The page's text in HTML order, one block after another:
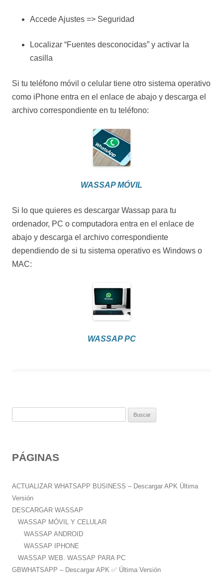
Accede Ajustes => Seguridad
Localizar “Fuentes desconocidas” y activar la
casilla
Si tu teléfono móvil o celular tiene otro sistema operativo
como iPhone entra en el enlace de abajo y descarga el
archivo correspondiente en tu teléfono:
WASSAP MÓVIL
Si lo que quieres es descargar Wassap para tu
ordenador, PC o computadora entra en el enlace de
abajo y descarga el archivo correspondiente
dependiendo de si tu sistema operativo es Windows o
MAC:
WASSAP PC
a
:
PÁGINAS
ACTUALIZAR WHATSAPP BUSINESS – Descargar APK Última
Versión
DESCARGAR WASSAP
WASSAP MÓVIL Y CELULAR
WASSAP ANDROID
WASSAP IPHONE
WASSAP WEB. WASSAP PARA PC
GBWHATSAPP – Descargar APK ✅️ Última Versión